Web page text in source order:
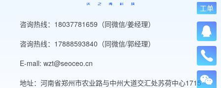
咨询热线：18037781659（同微信/姜经理）
咨询热线：17888593840（同微信/郭经理）
E-mall: wzt@seoceo.cn
地址：河南省郑州市农业路与中州大道交汇处苏荷中心1715
工单